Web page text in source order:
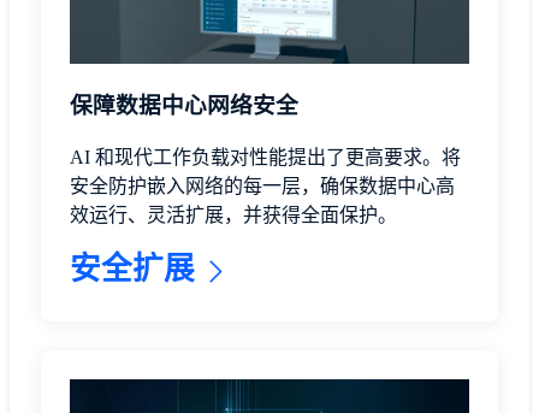
保障数据中心网络安全
AI 和现代工作负载对性能提出了更高要求。将
安全防护嵌入网络的每一层，确保数据中心高
效运行、灵活扩展，并获得全面保护。
安全扩展